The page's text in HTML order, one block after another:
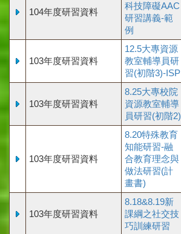
104年度研習資料
科技障礙AAC
研習講義-範
例
103年度研習資料
12.5大專資源
教室輔導員研
習(初階3)-ISP
103年度研習資料
8.25大專校院
資源教室輔導
員研習(初階2)
103年度研習資料
8.20特殊教育
知能研習-融
合教育理念與
做法研習(計
畫書)
103年度研習資料
8.18&8.19新
課綱之社交技
巧訓練研習